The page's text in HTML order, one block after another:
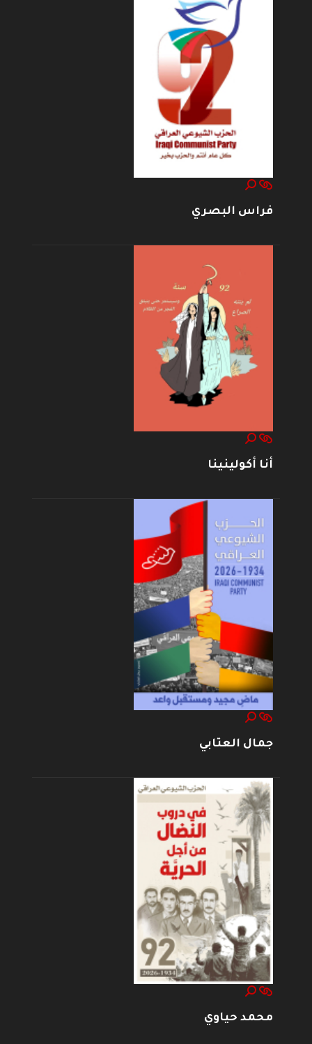
فراس البصري
أنا أكولينينا
جمال العتابي
محمد حياوي